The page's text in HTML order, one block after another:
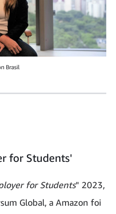
Brasil
for Students'
for Students" 2023,
Global, a Amazon foi